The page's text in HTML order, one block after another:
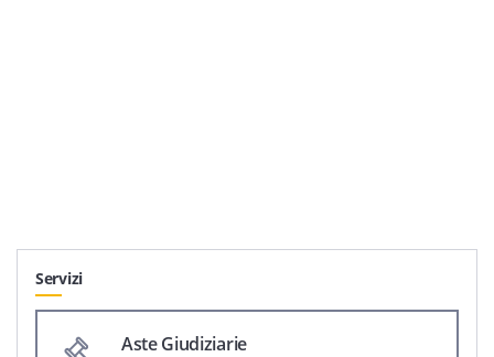
Servizi
Aste Giudiziarie